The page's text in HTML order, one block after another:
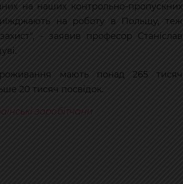
на наших контрольно-пропускних
на роботу в Польщу, теж
- заявив професор Станіслав
мають понад 265 тисяч
20 тисяч посвідок.
заробітчани